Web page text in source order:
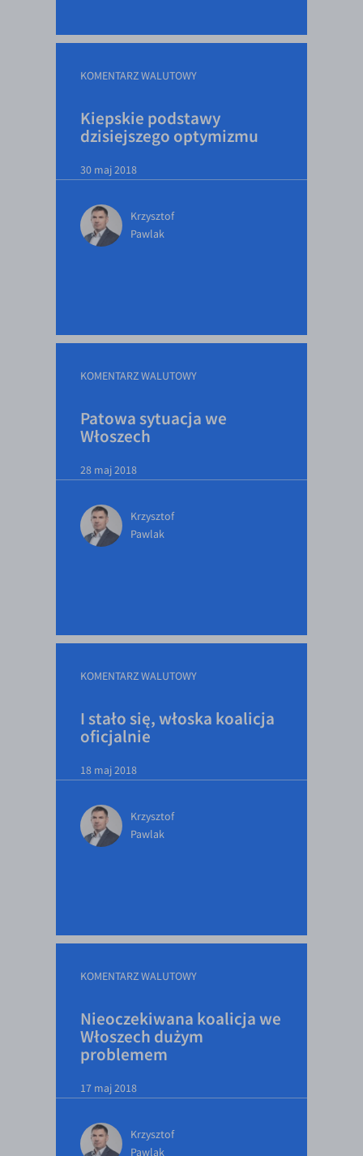
KOMENTARZ WALUTOWY
Kiepskie podstawy
dzisiejszego optymizmu
30 maj 2018
Krzysztof
Pawlak
KOMENTARZ WALUTOWY
Patowa sytuacja we
Włoszech
28 maj 2018
Krzysztof
Pawlak
KOMENTARZ WALUTOWY
I stało się, włoska koalicja
oficjalnie
18 maj 2018
Krzysztof
Pawlak
KOMENTARZ WALUTOWY
Nieoczekiwana koalicja we
Włoszech dużym
problemem
17 maj 2018
Krzysztof
Pawlak